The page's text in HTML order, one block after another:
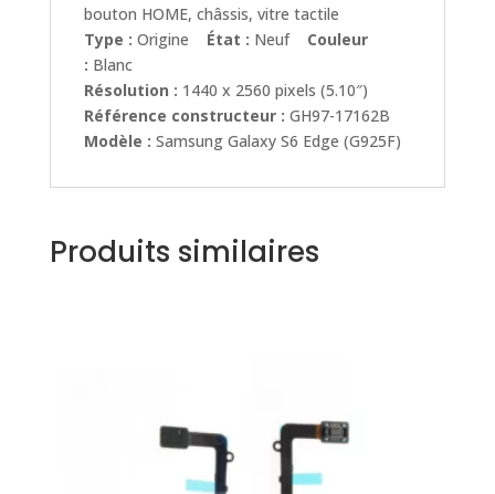
bouton HOME, châssis, vitre tactile
Type : Origine État : Neuf Couleur
: Blanc
Résolution : 1440 x 2560 pixels (5.10″)
Référence constructeur : GH97-17162B
Modèle : Samsung Galaxy S6 Edge (G925F)
Produits similaires